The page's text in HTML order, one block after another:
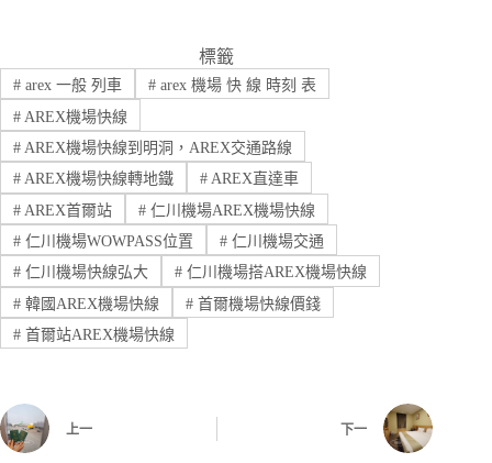
標籤
#arex 一般 列車 #arex 機場 快 線 時刻 表
#AREX機場快線
#AREX機場快線到明洞，AREX交通路線
#AREX機場快線轉地鐵 #AREX直達車
#AREX首爾站 #仁川機場AREX機場快線
#仁川機場WOWPASS位置 #仁川機場交通
#仁川機場快線弘大 #仁川機場搭AREX機場快線
#韓國AREX機場快線 #首爾機場快線價錢
#首爾站AREX機場快線
上一 下一